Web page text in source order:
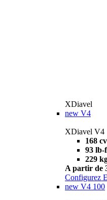
XDiavel
new V4
XDiavel V4
168 cv
93 lb-
229
A partir de
Configurez
new V4 100